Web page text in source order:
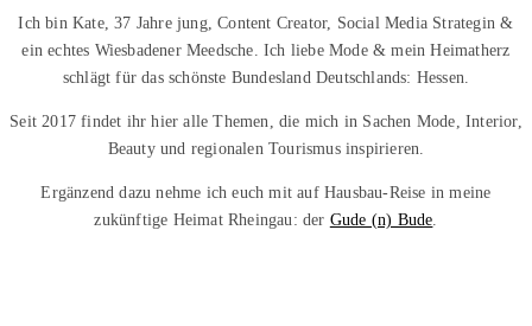
Ich bin Kate, 37 Jahre jung, Content Creator, Social Media Strategin &
ein echtes Wiesbadener Meedsche. Ich liebe Mode & mein Heimatherz
schlägt für das schönste Bundesland Deutschlands: Hessen.
Seit 2017 findet ihr hier alle Themen, die mich in Sachen Mode, Interior,
Beauty und regionalen Tourismus inspirieren.
Ergänzend dazu nehme ich euch mit auf Hausbau-Reise in meine
zukünftige Heimat Rheingau: der Gude (n) Bude